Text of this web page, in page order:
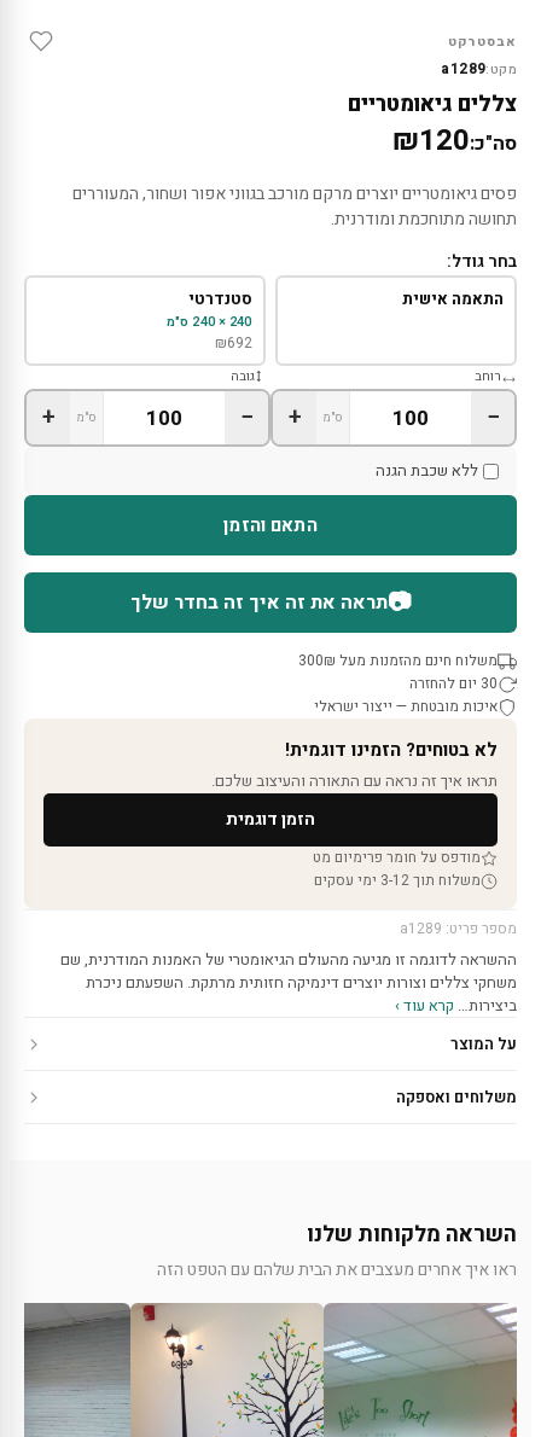
אבסטרקט
מקט:a1289
צללים גיאומטריים
סה"כ:₪120
פסים גיאומטריים יוצרים מרקם מורכב בגווני אפור ושחור, המעוררים
תחושה מתוחכמת ומודרנית.
בחר גודל:
התאמה אישית סטנדרטי
240 × 240 ס"מ
₪692
רוחב
− ס"מ +
גובה
− ס"מ +
ללא שכבת הגנה
התאם והזמן
📷תראה את זה איך זה בחדר שלך
משלוח חינם מהזמנות מעל 300₪
30 יום להחזרה
איכות מובטחת — ייצור ישראלי
לא בטוחים? הזמינו דוגמית!
תראו איך זה נראה עם התאורה והעיצוב שלכם.
הזמן דוגמית
מודפס על חומר פרימיום מט
משלוח תוך 3-12 ימי עסקים
מספר פריט: a1289
ההשראה לדוגמה זו מגיעה מהעולם הגיאומטרי של האמנות המודרנית, שם
משחקי צללים וצורות יוצרים דינמיקה חזותית מרתקת. השפעתם ניכרת
ביצירות… קרא עוד ›
על המוצר
משלוחים ואספקה
השראה מלקוחות שלנו
ראו איך אחרים מעצבים את הבית שלהם עם הטפט הזה